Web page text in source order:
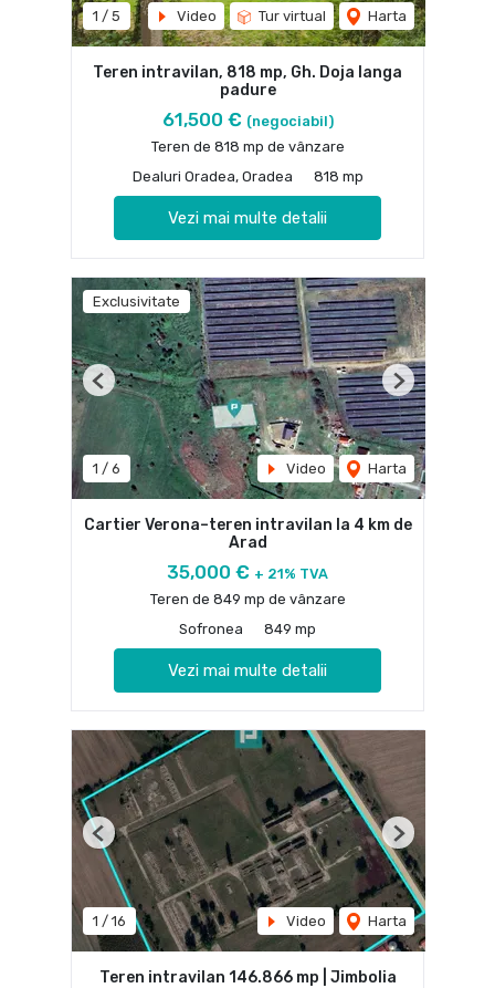
1 / 5 Video Tur virtual Harta
Teren intravilan, 818 mp, Gh. Doja langa
padure
61,500 € (negociabil)
Teren de 818 mp de vânzare
Dealuri Oradea, Oradea
818 mp
Vezi mai multe detalii
Exclusivitate
1 / 6 Video Harta
Previous Next
Cartier Verona–teren intravilan la 4 km de
Arad
35,000 € + 21% TVA
Teren de 849 mp de vânzare
Sofronea
849 mp
Vezi mai multe detalii
1 / 16 Video Harta
Previous Next
Teren intravilan 146.866 mp | Jimbolia